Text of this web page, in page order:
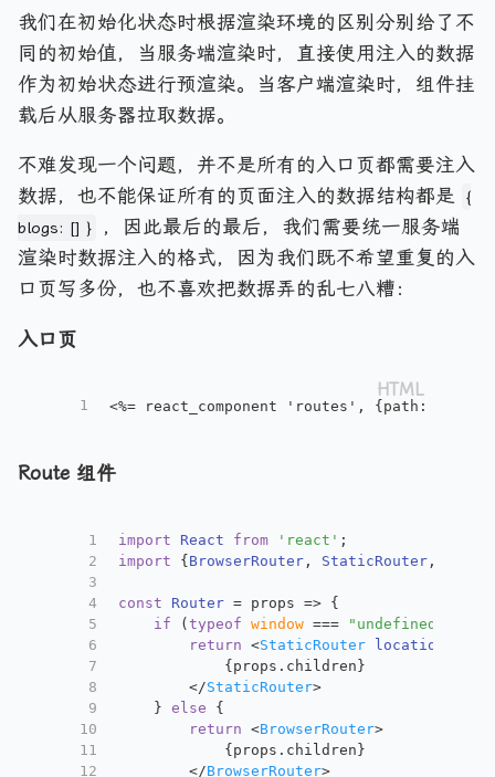
我们在初始化状态时根据渲染环境的区别分别给了不
同的初始值，当服务端渲染时，直接使用注入的数据
作为初始状态进行预渲染。当客户端渲染时，组件挂
载后从服务器拉取数据。
不难发现一个问题，并不是所有的入口页都需要注入
数据，也不能保证所有的页面注入的数据结构都是
{
blogs: [] }
，因此最后的最后，我们需要统一服务端
渲染时数据注入的格式，因为我们既不希望重复的入
口页写多份，也不喜欢把数据弄的乱七八糟：
入口页
1 <%= react_component 'routes', {path:
Route 组件
1
2
3
4
5
6
7
8
9
10
11
12
import React from 'react' ;
import { BrowserRouter , StaticRouter ,
const Router = props => {
if (typeof window === "undefined"
return
<StaticRouter location
            {props.children}
</StaticRouter>
    }
else {
return
<BrowserRouter>
            {props.children}
</BrowserRouter>